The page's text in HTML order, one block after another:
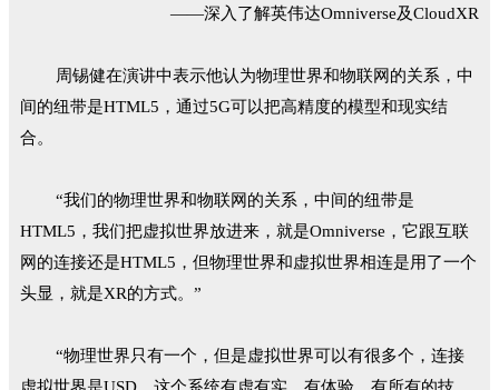
——深入了解英伟达Omniverse及CloudXR
周锡健在演讲中表示他认为物理世界和物联网的关系，中
间的纽带是HTML5，通过5G可以把高精度的模型和现实结
合。
“我们的物理世界和物联网的关系，中间的纽带是
HTML5，我们把虚拟世界放进来，就是Omniverse，它跟互联
网的连接还是HTML5，但物理世界和虚拟世界相连是用了一个
头显，就是XR的方式。”
“物理世界只有一个，但是虚拟世界可以有很多个，连接